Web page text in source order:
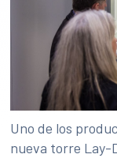
Uno de los
nueva torre Lay-